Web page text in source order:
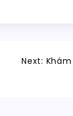
Next: